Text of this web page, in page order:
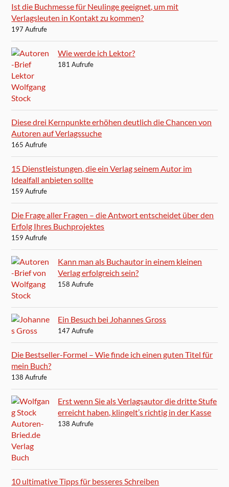
Ist die Buchmesse für Neulinge geeignet, um mit
Verlagsleuten in Kontakt zu kommen?
197 Aufrufe
Wie werde ich Lektor?
181 Aufrufe
Diese drei Kernpunkte erhöhen deutlich die Chancen von
Autoren auf Verlagssuche
165 Aufrufe
15 Dienstleistungen, die ein Verlag seinem Autor im
Idealfall anbieten sollte
159 Aufrufe
Die Frage aller Fragen – die Antwort entscheidet über den
Erfolg Ihres Buchprojektes
159 Aufrufe
Kann man als Buchautor in einem kleinen
Verlag erfolgreich sein?
158 Aufrufe
Ein Besuch bei Johannes Gross
147 Aufrufe
Die Bestseller-Formel – Wie finde ich einen guten Titel für
mein Buch?
138 Aufrufe
Erst wenn Sie als Verlagsautor die dritte Stufe
erreicht haben, klingelt’s richtig in der Kasse
138 Aufrufe
10 ultimative Tipps für besseres Schreiben